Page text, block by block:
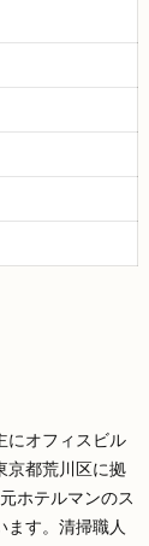
にオフィスビル
京都荒川区に拠
ホテルマンのス
ます。清掃職人